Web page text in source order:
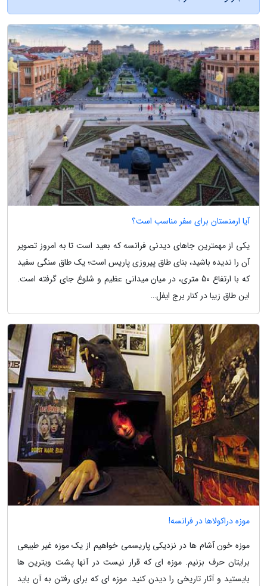
آیا ارمنستان برای سفر مناسب است؟
یکی از مهمترین جاهای دیدنی فرانسه که بعید است تا به امروز تصویر
آن را ندیده باشید، بنای طاق پیروزی پاریس است؛ یک طاق سنگی سفید
که با ارتفاع 50 متری، در میان میدانی عظیم و شلوغ جای گرفته است.
این طاق زیبا در کنار برج ایفل…
موزه دراکولاها در فرانسه!
موزه خون آشام ها در نزدیکی پاریسمی خواهیم از یک موزه غیر طبیعی
برایتان حرف بزنیم. موزه ای که قرار نیست در آنها پشت ویترین ها
بایستید و آثار تاریخی را دیدن کنید. موزه ای که برای رفتن به آن باید